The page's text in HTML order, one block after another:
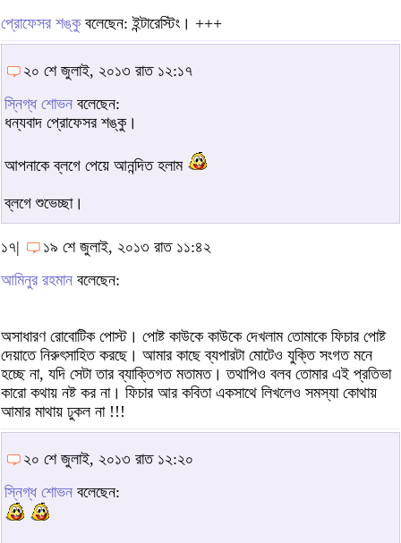
প্রোফেসর শঙ্কুবলেছেন: ইন্টারেস্টিং। +++
২০ শে জুলাই, ২০১৩ রাত ১২:১৭
স্নিগ্ধ শোভন বলেছেন:
ধন্যবাদ প্রোফেসর শঙ্কু।
আপনাকে ব্লগে পেয়ে আনন্দিত হলাম
ব্লগে শুভেচ্ছা।
১৭|
১৯ শে জুলাই, ২০১৩ রাত ১১:৪২
আমিনুর রহমান বলেছেন:
অসাধারণ রোবোটিক পোস্ট। পোষ্ট কাউকে কাউকে দেখলাম তোমাকে ফিচার পোষ্ট
দেয়াতে নিরুৎসাহিত করছে। আমার কাছে ব্যপারটা মোটেও যুক্তি সংগত মনে
হচ্ছে না, যদি সেটা তার ব্যাক্তিগত মতামত। তথাপিও বলব তোমার এই প্রতিভা
কারো কথায় নষ্ট কর না। ফিচার আর কবিতা একসাথে লিখলেও সমস্যা কোথায়
আমার মাথায় ঢুকল না !!!
২০ শে জুলাই, ২০১৩ রাত ১২:২০
স্নিগ্ধ শোভন বলেছেন: